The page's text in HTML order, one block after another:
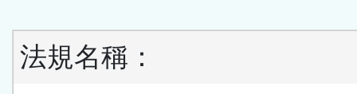
法規名稱：